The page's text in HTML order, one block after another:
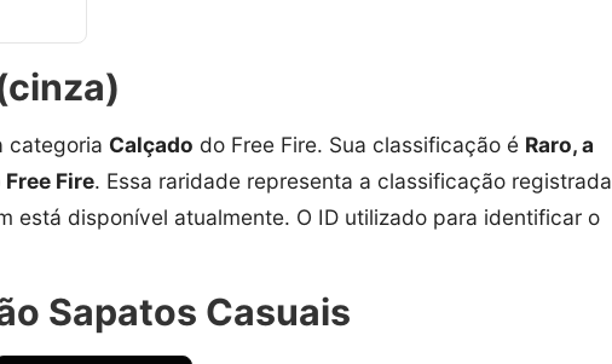
categoria Calçado do Free Fire. Sua classificação é Raro, a
Fire. Essa raridade representa a classificação registrada
está disponível atualmente. O ID utilizado para identificar o
Sapatos Casuais